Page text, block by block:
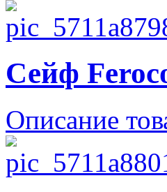
Сейф
Описание